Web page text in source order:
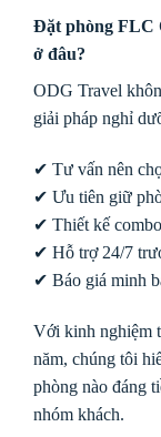
Đặt phòng FLC
ở đâu?
ODG Travel
giải pháp nghỉ
✔ Tư vấn nên
✔ Ưu tiên giữ
✔ Thiết kế
✔ Hỗ trợ 24/7
✔ Báo giá minh
Với kinh nghiệm
năm, chúng tôi
phòng nào đáng
nhóm khách.